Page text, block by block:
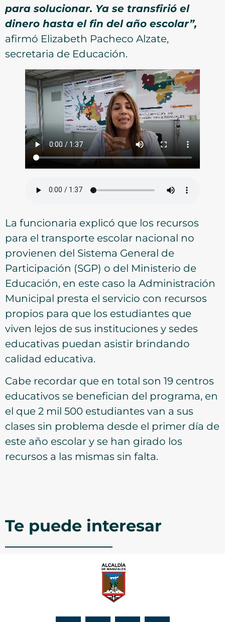
para solucionar. Ya se transfirió el
dinero hasta el fin del año escolar”,
afirmó Elizabeth Pacheco Alzate,
secretaria de Educación.
La funcionaria explicó que los recursos
para el transporte escolar nacional no
provienen del Sistema General de
Participación (SGP) o del Ministerio de
Educación, en este caso la Administración
Municipal presta el servicio con recursos
propios para que los estudiantes que
viven lejos de sus instituciones y sedes
educativas puedan asistir brindando
calidad educativa.
Cabe recordar que en total son 19 centros
educativos se benefician del programa, en
el que 2 mil 500 estudiantes van a sus
clases sin problema desde el primer día de
este año escolar y se han girado los
recursos a las mismas sin falta.
Te puede interesar